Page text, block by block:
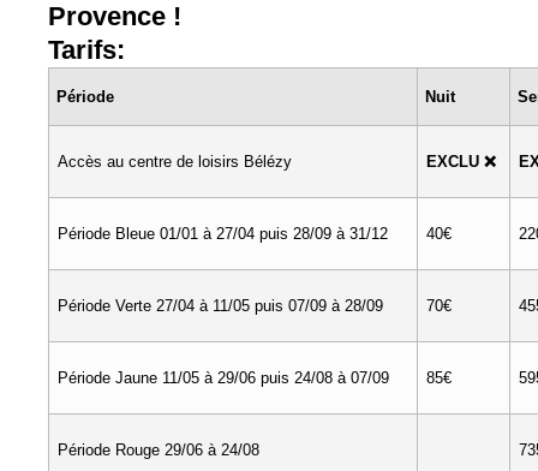
Provence !
Tarifs:
Période Nuit
Accès au centre de loisirs Bélézy EXCLU ❌
Période Bleue 01/01 à 27/04 puis 28/09 à 31/12 40€
Période Verte 27/04 à 11/05 puis 07/09 à 28/09 70€
Période Jaune 11/05 à 29/06 puis 24/08 à 07/09 85€
Période Rouge 29/06 à 24/08